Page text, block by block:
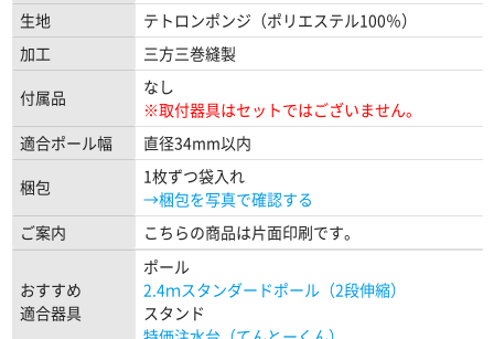
生地
テトロンポンジ（ポリエステル100％）
加工
三方三巻縫製
付属品
なし
※取付器具はセットではございません。
適合ポール幅
直径34mm以内
梱包
1枚ずつ袋入れ
→梱包を写真で確認する
ご案内
こちらの商品は片面印刷です。
おすすめ
適合器具
ポール
2.4ｍスタンダードポール（2段伸縮）
スタンド